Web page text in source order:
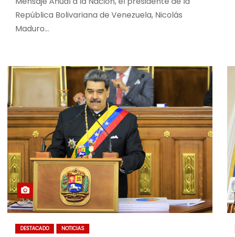
República Bolivariana de Venezuela, Nicolás
Maduro…
DESTACADO NOTICIAS